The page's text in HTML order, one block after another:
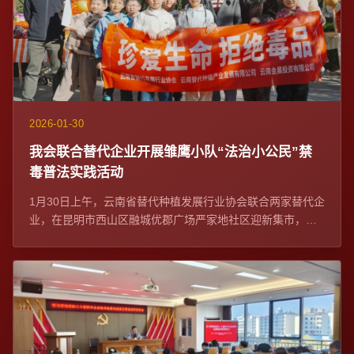
2026-01-30
我会联合替代企业开展雏鹰小队“法治小公民”禁
毒普法实践活动
1月30日上午，云南省替代种植发展行业协会联合两家替代企
业，在昆明市西山区融城优郡广场严家地社区迎新集市，开